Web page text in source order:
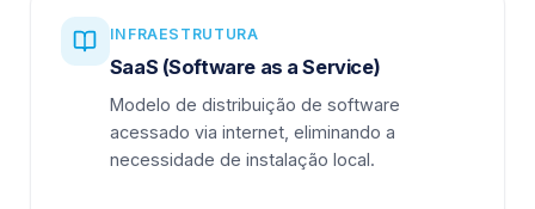
INFRAESTRUTURA
SaaS (Software as a Service)
Modelo de distribuição de software
acessado via internet, eliminando a
necessidade de instalação local.